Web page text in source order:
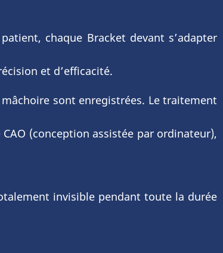
chaque Bracket devant s’adapter
et d’efficacité.
sont enregistrées. Le traitement
(conception assistée par ordinateur),
invisible pendant toute la durée